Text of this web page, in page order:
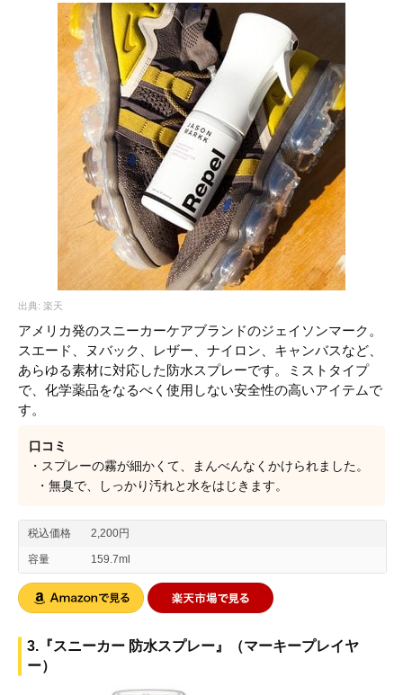
出典: 楽天
アメリカ発のスニーカーケアブランドのジェイソンマーク。
スエード、ヌバック、レザー、ナイロン、キャンバスなど、
あらゆる素材に対応した防水スプレーです。ミストタイプ
で、化学薬品をなるべく使用しない安全性の高いアイテムで
す。
口コミ
・スプレーの霧が細かくて、まんべんなくかけられました。
・無臭で、しっかり汚れと水をはじきます。
税込価格 2,200円
容量 159.7ml
3.『スニーカー 防水スプレー』（マーキープレイヤ
ー）